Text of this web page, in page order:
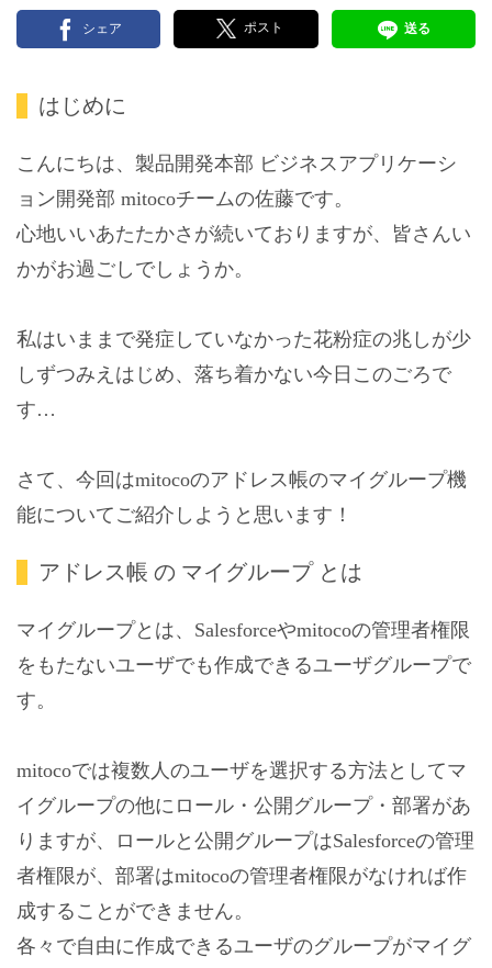
シェア ポスト 送る
はじめに
こんにちは、製品開発本部 ビジネスアプリケーシ
ョン開発部 mitocoチームの佐藤です。
心地いいあたたかさが続いておりますが、皆さんい
かがお過ごしでしょうか。
私はいままで発症していなかった花粉症の兆しが少
しずつみえはじめ、落ち着かない今日このごろで
す…
さて、今回はmitocoのアドレス帳のマイグループ機
能についてご紹介しようと思います！
アドレス帳 の マイグループ とは
マイグループとは、Salesforceやmitocoの管理者権限
をもたないユーザでも作成できるユーザグループで
す。
mitocoでは複数人のユーザを選択する方法としてマ
イグループの他にロール・公開グループ・部署があ
りますが、ロールと公開グループはSalesforceの管理
者権限が、部署はmitocoの管理者権限がなければ作
成することができません。
各々で自由に作成できるユーザのグループがマイグ